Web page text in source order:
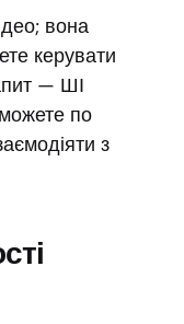
вона
керувати
— ШІ
по
з